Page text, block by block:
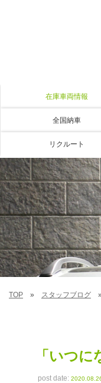
在庫車両情報
全国納車
リクルート
TOP スタッフブログ
「いつに
post date: